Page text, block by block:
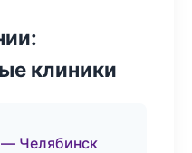
клиники
Челябинск